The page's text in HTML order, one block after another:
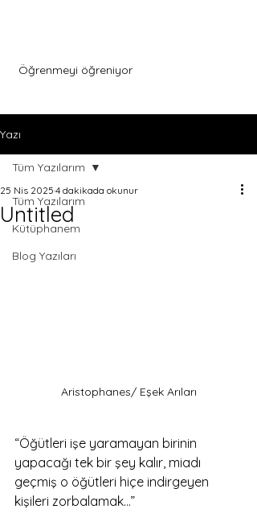
Öğrenmeyi öğreniyor
Yazı
Tüm Yazılarım
Kütüphanem
Blog Yazıları
Tüm Yazılarım
Untitled
25 Nis 2025 4 dakikada okunur
Aristophanes/ Eşek Arıları
“Öğütleri işe yaramayan birinin
yapacağı tek bir şey kalır, miadı
geçmiş o öğütleri hiçe indirgeyen
kişileri zorbalamak…”